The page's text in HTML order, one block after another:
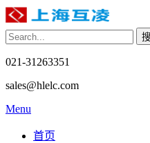
021-31263351
sales@hlelc.com
Menu
首页